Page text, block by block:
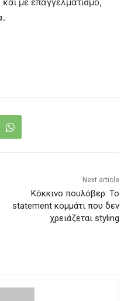
Next article
Κόκκινο πουλόβερ: Το
statement κομμάτι που δεν
χρειάζεται styling